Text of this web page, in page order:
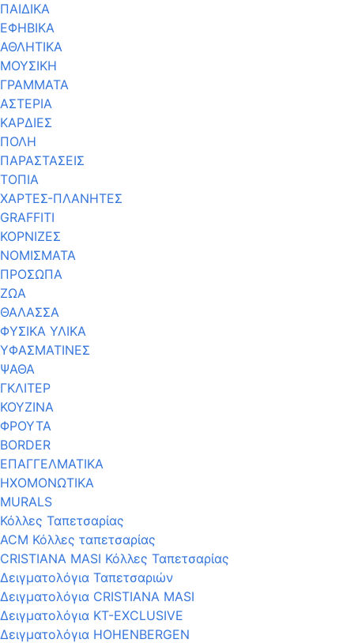
ΠΑΙΔΙΚΑ
ΕΦΗΒΙΚΑ
ΑΘΛΗΤΙΚΑ
ΜΟΥΣΙΚΗ
ΓΡΑΜΜΑΤΑ
ΑΣΤΕΡΙΑ
ΚΑΡΔΙΕΣ
ΠΟΛΗ
ΠΑΡΑΣΤΑΣΕΙΣ
ΤΟΠΙΑ
ΧΑΡΤΕΣ-ΠΛΑΝΗΤΕΣ
GRAFFITI
ΚΟΡΝΙΖΕΣ
ΝΟΜΙΣΜΑΤΑ
ΠΡΟΣΩΠΑ
ΖΩΑ
ΘΑΛΑΣΣΑ
ΦΥΣΙΚΑ ΥΛΙΚΑ
ΥΦΑΣΜΑΤΙΝΕΣ
ΨΑΘΑ
ΓΚΛΙΤΕΡ
ΚΟΥΖΙΝΑ
ΦΡΟΥΤΑ
BORDER
ΕΠΑΓΓΕΛΜΑΤΙΚΑ
ΗΧΟΜΟΝΩΤΙΚΑ
MURALS
Κόλλες Ταπετσαρίας
ACM Κόλλες ταπετσαρίας
CRISTIANA MASI Κόλλες Ταπετσαρίας
Δειγματολόγια Ταπετσαριών
Δειγματολόγια CRISTIANA MASI
Δειγματολόγια KT-EXCLUSIVE
Δειγματολόγια HOHENBERGEN